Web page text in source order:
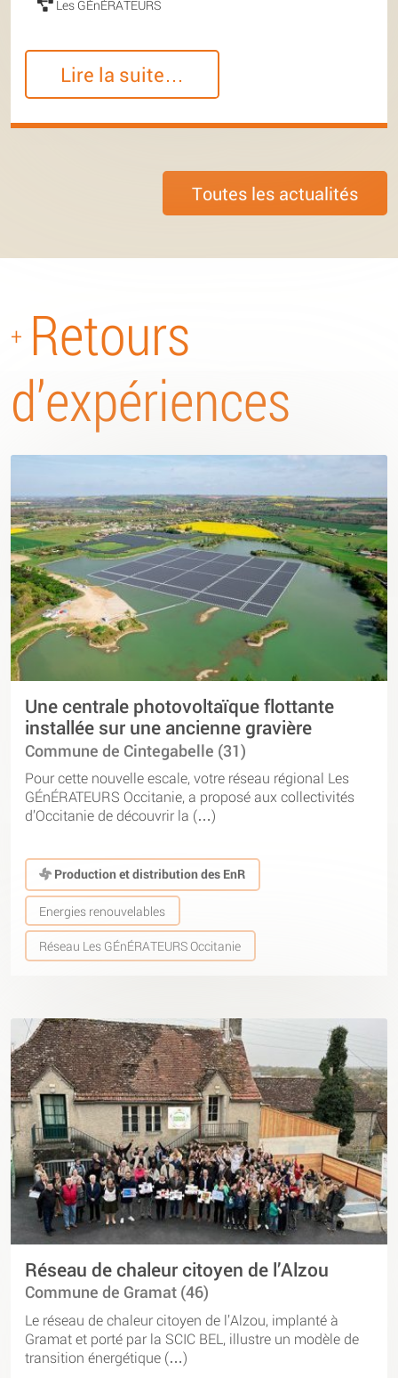
Les GÉnÉRATEURS
Lire la suite…
Toutes les actualités
+ Retours
d’expériences
Une centrale photovoltaïque flottante
installée sur une ancienne gravière
Commune de Cintegabelle (31)
Pour cette nouvelle escale, votre réseau régional Les
GÉnÉRATEURS Occitanie, a proposé aux collectivités
d’Occitanie de découvrir la (…)
Production et distribution des EnR
Energies renouvelables
Réseau Les GÉnÉRATEURS Occitanie
Réseau de chaleur citoyen de l’Alzou
Commune de Gramat (46)
Le réseau de chaleur citoyen de l’Alzou, implanté à
Gramat et porté par la SCIC BEL, illustre un modèle de
transition énergétique (…)